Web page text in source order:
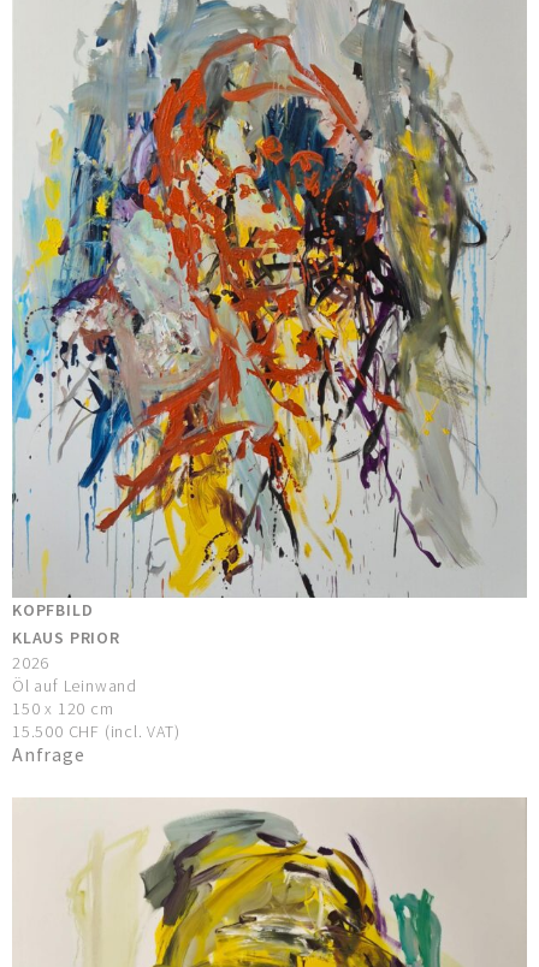
KOPFBILD
KLAUS PRIOR
2026
Öl auf Leinwand
150 x 120 cm
15.500 CHF (incl. VAT)
Anfrage